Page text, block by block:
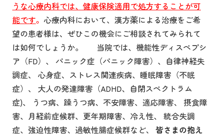
うな心療内科では、健康保険適用で処方することが可
能です。 心療内科において、漢方薬による治療をご希
望の患者様は、ぜひこの機会にご相談されてみられて
は如何でしょうか。 当院では、機能性ディスペプシ
ア（FD）、 パニック症（パニック障害）、自律神経失
調症、 心身症、ストレス関連疾病、睡眠障害（不眠
症）、 大人の発達障害（ADHD、自閉スペクトラム
症)、 うつ病、躁うつ病、不安障害、適応障害、 摂食障
害、月経前症候群、更年期障害、冷え性、 統合失調
症、強迫性障害、過敏性腸症候群など、 皆さまの抱え